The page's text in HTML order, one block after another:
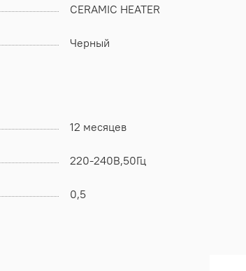
CERAMIC HEATER
Черный
12 месяцев
220-240В,50Гц
0,5